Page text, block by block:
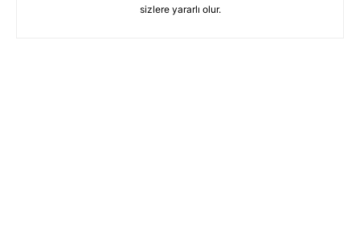
sizlere yararlı olur.